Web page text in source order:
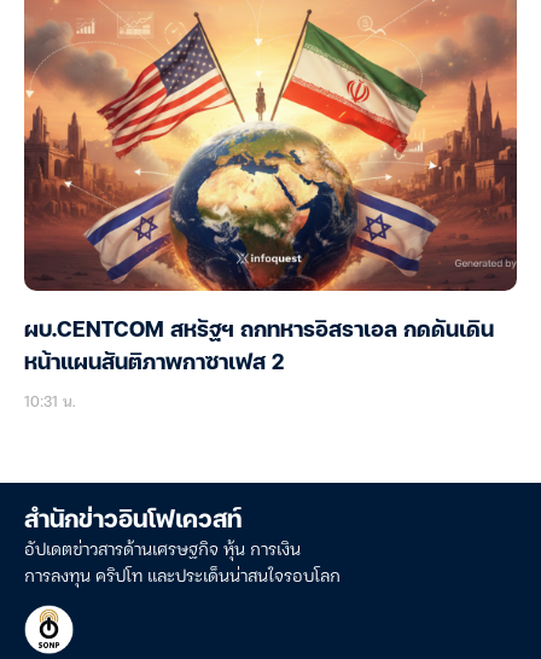
ผบ.CENTCOM สหรัฐฯ ถกทหารอิสราเอล กดดันเดิน
หน้าแผนสันติภาพกาซาเฟส 2
10:31 น.
สำนักข่าวอินโฟเควสท์
อัปเดตข่าวสารด้านเศรษฐกิจ หุ้น การเงิน
การลงทุน คริปโท และประเด็นน่าสนใจรอบโลก